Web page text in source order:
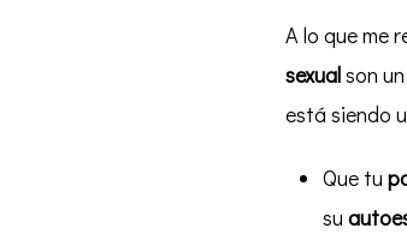
A lo que me
sexualson
está siendo
Que tu
su